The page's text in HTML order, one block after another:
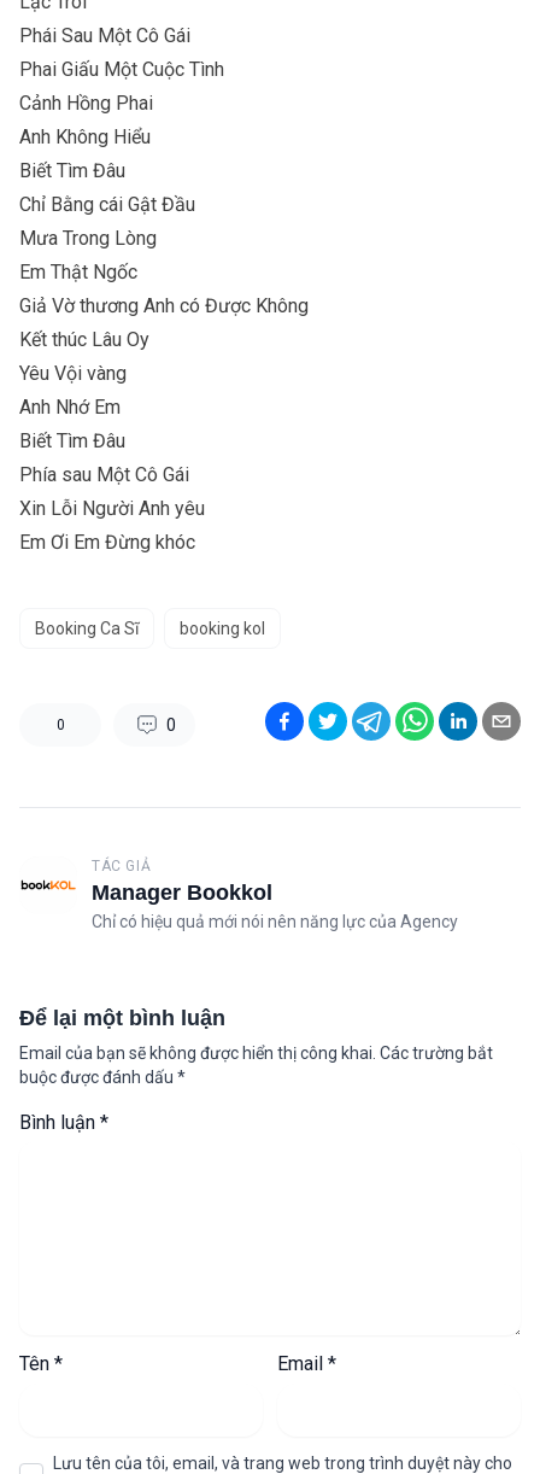
Phái Sau Một Cô Gái
Phai Giấu Một Cuộc Tình
Cảnh Hồng Phai
Anh Không Hiểu
Biết Tìm Đâu
Chỉ Bằng cái Gật Đầu
Mưa Trong Lòng
Em Thật Ngốc
Giả Vờ thương Anh có Được Không
Kết thúc Lâu Oy
Yêu Vội vàng
Anh Nhớ Em
Biết Tìm Đâu
Phía sau Một Cô Gái
Xin Lỗi Người Anh yêu
Em Ơi Em Đừng khóc
Booking Ca Sĩ booking kol
0 0
TÁC GIẢ
Manager Bookkol
Chỉ có hiệu quả mới nói nên năng lực của Agency
Để lại một bình luận
Email của bạn sẽ không được hiển thị công khai. Các trường bắt
buộc được đánh dấu *
Bình luận *
Tên * Email *
Lưu tên của tôi, email, và trang web trong trình duyệt này cho